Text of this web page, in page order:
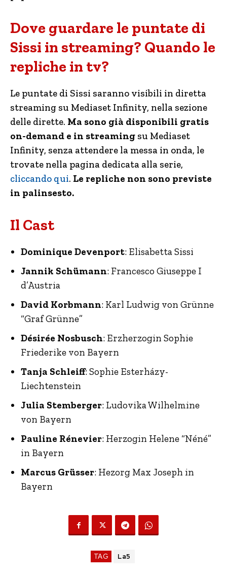
Dove guardare le puntate di
Sissi in streaming? Quando le
repliche in tv?
Le puntate di Sissi saranno visibili in diretta
streaming su Mediaset Infinity, nella sezione
delle dirette. Ma sono già disponibili gratis
on-demand e in streaming su Mediaset
Infinity, senza attendere la messa in onda, le
trovate nella pagina dedicata alla serie,
cliccando qui. Le repliche non sono previste
in palinsesto.
Il Cast
Dominique Devenport: Elisabetta Sissi
Jannik Schümann: Francesco Giuseppe I
d’Austria
David Korbmann: Karl Ludwig von Grünne
“Graf Grünne”
Désirée Nosbusch: Erzherzogin Sophie
Friederike von Bayern
Tanja Schleiff: Sophie Esterházy-
Liechtenstein
Julia Stemberger: Ludovika Wilhelmine
von Bayern
Pauline Rénevier: Herzogin Helene “Néné”
in Bayern
Marcus Grüsser: Hezorg Max Joseph in
Bayern
TAG La5